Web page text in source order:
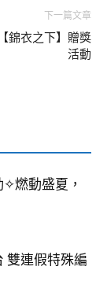
下一篇文章
錦衣之下】贈獎
活動
燃動盛夏，
雙連假特殊編